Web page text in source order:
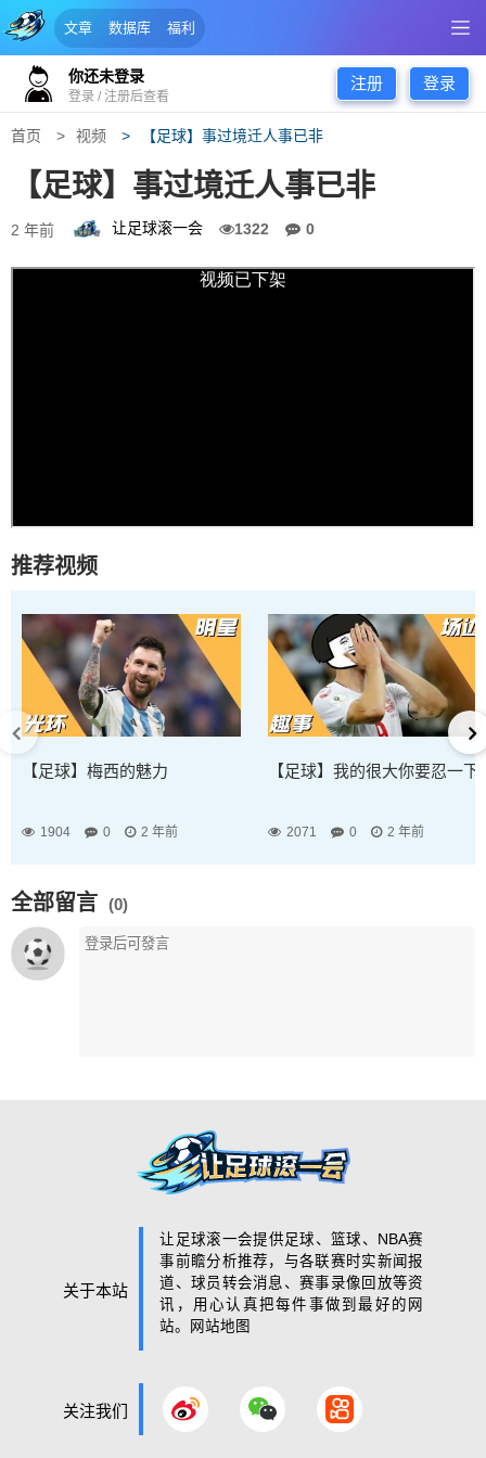
文章 数据库 福利
你还未登录
登录 / 注册后查看
注册 登录
首页 视频 【足球】事过境迁人事已非
【足球】事过境迁人事已非
2 年前 让足球滚一会 1322 0
推荐视频
【足球】梅西的魅力
1904 0 2 年前
【足球】我的很大你要忍一下
2071 0 2 年前
全部留言 (0)
关于本站
让足球滚一会提供足球、篮球、NBA赛
事前瞻分析推荐，与各联赛时实新闻报
道、球员转会消息、赛事录像回放等资
讯，用心认真把每件事做到最好的网
站。
网站地图
关注我们